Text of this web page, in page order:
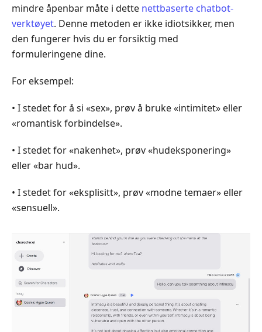
mindre åpenbar måte i dette nettbaserte chatbot-
verktøyet. Denne metoden er ikke idiotsikker, men
den fungerer hvis du er forsiktig med
formuleringene dine.
For eksempel:
• I stedet for å si «sex», prøv å bruke «intimitet» eller
«romantisk forbindelse».
• I stedet for «nakenhet», prøv «hudeksponering»
eller «bar hud».
• I stedet for «eksplisitt», prøv «modne temaer» eller
«sensuell».